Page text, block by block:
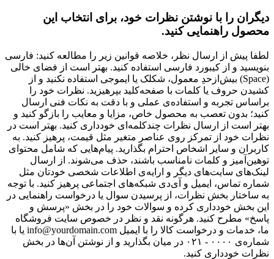
دیگران را با نوشتن نظرات خود، برای انتخاب این
محصول راهنمایی کنید.
لطفا پیش از ارسال نظر، خلاصه قوانین زیر را مطالعه کنید: فارسی
بنویسید و از کیبورد فارسی استفاده کنید. بهتر است از فضای خالی
(Space) بیش‌از‌حدِ معمول، شکلک یا ایموجی استفاده نکنید و از
کشیدن حروف یا کلمات با صفحه‌کلید بپرهیزید. نظرات خود را
براساس تجربه و استفاده‌ی عملی و با دقت به نکات فنی ارسال
کنید؛ بدون تعصب به محصول خاص، مزایا و معایب را بازگو کنید و
بهتر است از ارسال نظرات چندکلمه‌‌ای خودداری کنید. بهتر است در
نظرات خود از تمرکز روی عناصر متغیر مثل قیمت، پرهیز کنید. به
کاربران و سایر اشخاص احترام بگذارید. پیام‌هایی که شامل محتوای
توهین‌آمیز و کلمات نامناسب باشند، حذف می‌شوند. از ارسال
لینک‌های سایت‌های دیگر و ارایه‌ی اطلاعات شخصی خودتان مثل
شماره تماس، ایمیل و آی‌دی شبکه‌های اجتماعی پرهیز کنید. با توجه
به ساختار بخش نظرات، از پرسیدن سوال یا درخواست راهنمایی در
این بخش خودداری کرده و سوالات خود را در بخش «پرسش و
پاسخ» مطرح کنید. هرگونه نقد و نظر در خصوص سایت فروشگاه
ما، خدمات و درخواست کالا را با ایمیل info@yourdomain.com یا با
شماره‌ی ۰۰۰۰ - ۰۲۱ در میان بگذارید و از نوشتن آن‌ها در بخش
نظرات خودداری کنید.